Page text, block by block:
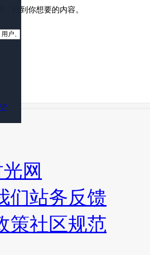
，找到你想要的内容。
网
们站务反馈
策社区规范